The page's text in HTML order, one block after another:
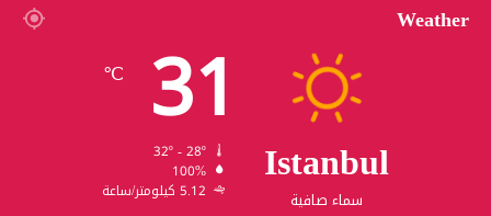
Weather
Istanbul
سماء صافية
31
℃
100%
5.12 كيلومتر/ساعة